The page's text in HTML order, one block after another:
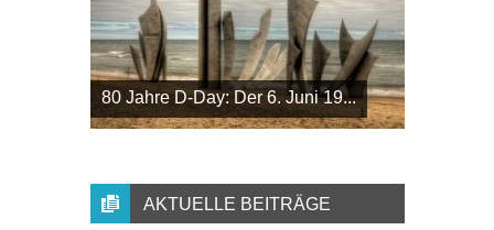
80 Jahre D-Day: Der 6. Juni 19...
AKTUELLE BEITRÄGE